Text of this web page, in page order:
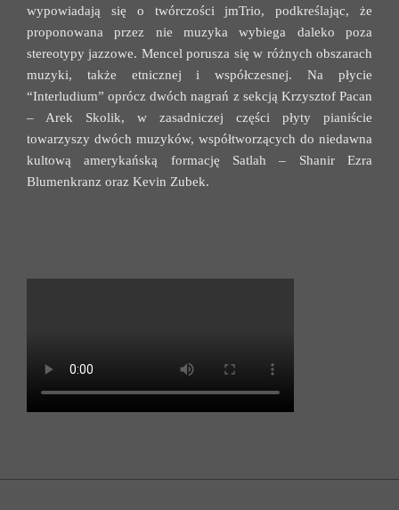
wypowiadają się o twórczości jmTrio, podkreślając, że
proponowana przez nie muzyka wybiega daleko poza
stereotypy jazzowe. Mencel porusza się w różnych obszarach
muzyki, także etnicznej i współczesnej. Na płycie
“Interludium” oprócz dwóch nagrań z sekcją Krzysztof Pacan
– Arek Skolik, w zasadniczej części płyty pianiście
towarzyszy dwóch muzyków, współtworzących do niedawna
kultową amerykańską formację Satlah – Shanir Ezra
Blumenkranz oraz Kevin Zubek.